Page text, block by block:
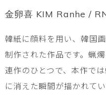
金卵喜 KIM Ranhe /
韓紙に顔料を用い、韓国
制作された作品です。蝋
連作のひとつで、本作で
に消えた瞬間が描かれてい